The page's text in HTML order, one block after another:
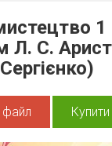
1
Л. С.
Сергієнко)
файл